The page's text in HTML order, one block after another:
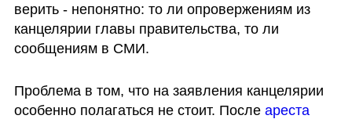
верить - непонятно: то ли опровержениям из
канцелярии главы правительства, то ли
сообщениям в СМИ.
Проблема в том, что на заявления канцелярии
особенно полагаться не стоит. После ареста